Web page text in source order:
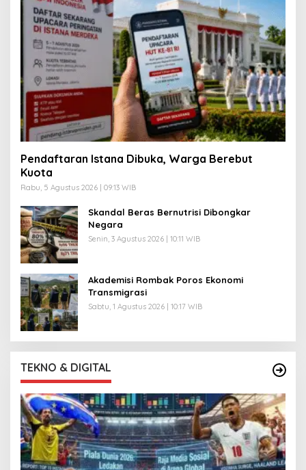
Pendaftaran Istana Dibuka, Warga Berebut
Kuota
Rabu, 5 Agustus 2026 | 09:13 WIB
Skandal Beras Bernutrisi Dibongkar
Negara
Senin, 3 Agustus 2026 | 10:11 WIB
Akademisi Rombak Poros Ekonomi
Transmigrasi
Sabtu, 1 Agustus 2026 | 10:17 WIB
TEKNO & DIGITAL